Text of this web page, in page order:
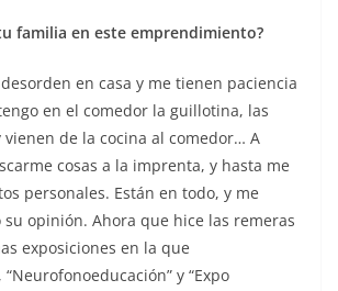
familia en este emprendimiento?
en casa y me tienen paciencia
en el comedor la guillotina, las
vienen de la cocina al comedor… A
cosas a la imprenta, y hasta me
personales. Están en todo, y me
opinión. Ahora que hice las remeras
exposiciones en la que
y “Expo